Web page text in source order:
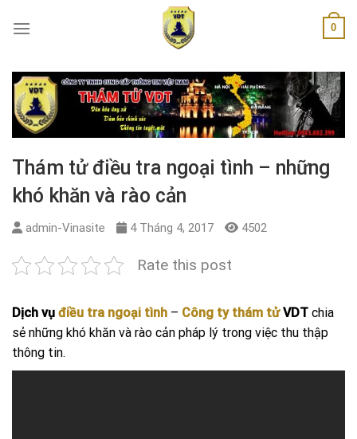
0
Thám tử điều tra ngoại tình – những
khó khăn và rào cản
admin-Vinasite 4 Tháng 4, 2017 4502
Rate this post
Dịch vụ điều tra ngoại tình – Công ty thám tửVDT chia
sẻ những khó khăn và rào cản pháp lý trong việc thu thập
thông tin.